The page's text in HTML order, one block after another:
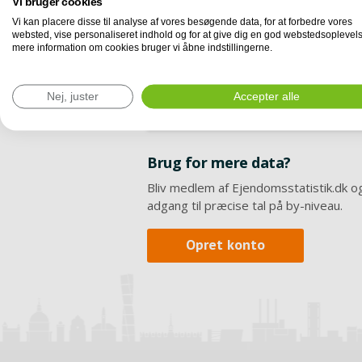
Brug for mere data?
Bliv medlem af Ejendomsstatistik.dk
adgang til præcise tal på by-niveau.
Opret konto
Vi kan placere disse til analyse af vores besøgende data, for at forbedre vores
websted, vise personaliseret indhold og for at give dig en god
mere information om cookies bruger vi åbne indstillingerne.
Nej, juster Accepter alle